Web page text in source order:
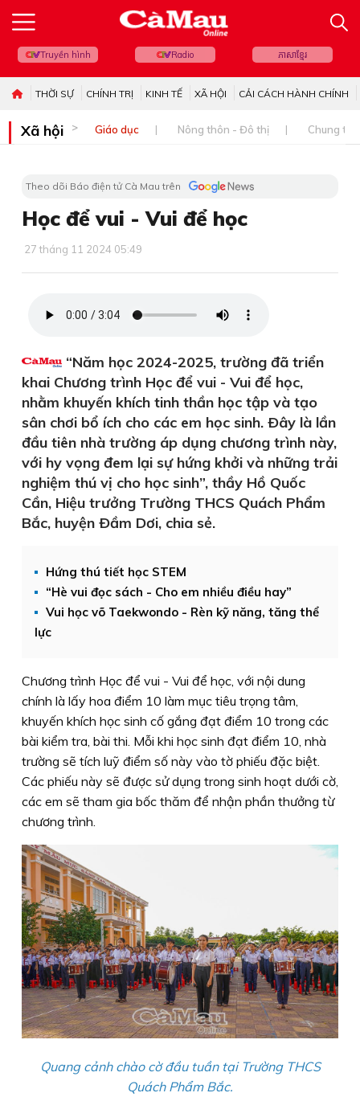
Truyền hình Radio ភាសាខ្មែរ
THỜI SỰ CHÍNH TRỊ KINH TẾ XÃ HỘI CẢI CÁCH HÀNH CHÍNH
Xã hội Giáo dục Nông thôn - Đô thị Chung
Theo dõi Báo điện tử Cà Mau trên
Học để vui - Vui để học
27 tháng 11 2024 05:49
“Năm học 2024-2025, trường đã triển
khai Chương trình Học để vui - Vui để học,
nhằm khuyến khích tinh thần học tập và tạo
sân chơi bổ ích cho các em học sinh. Ðây là lần
đầu tiên nhà trường áp dụng chương trình này,
với hy vọng đem lại sự hứng khởi và những trải
nghiệm thú vị cho học sinh”, thầy Hồ Quốc
Cần, Hiệu trưởng Trường THCS Quách Phẩm
Bắc, huyện Ðầm Dơi, chia sẻ.
Hứng thú tiết học STEM
“Hè vui đọc sách - Cho em nhiều điều hay”
Vui học võ Taekwondo - Rèn kỹ năng, tăng thể
lực
Chương trình Học để vui - Vui để học, với nội dung
chính là lấy hoa điểm 10 làm mục tiêu trọng tâm,
khuyến khích học sinh cố gắng đạt điểm 10 trong các
bài kiểm tra, bài thi. Mỗi khi học sinh đạt điểm 10, nhà
trường sẽ tích luỹ điểm số này vào tờ phiếu đặc biệt.
Các phiếu này sẽ được sử dụng trong sinh hoạt dưới cờ,
các em sẽ tham gia bốc thăm để nhận phần thưởng từ
chương trình.
Quang cảnh chào cờ đầu tuần tại Trường THCS
Quách Phẩm Bắc.